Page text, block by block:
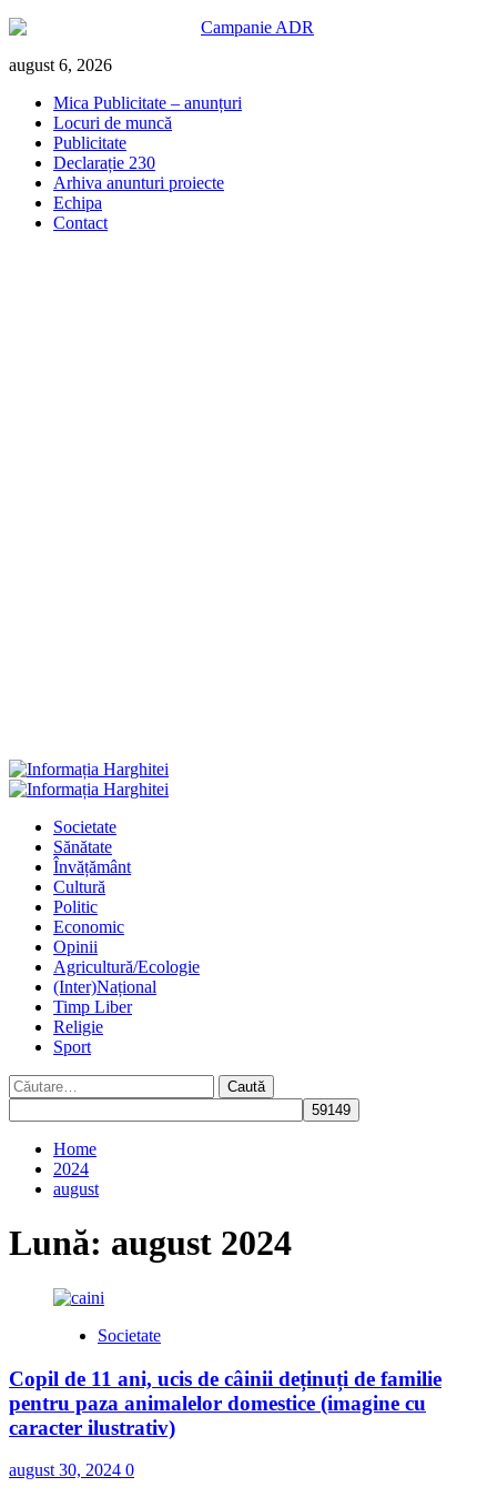
Skip
content
august 6, 2026
Mica Publicitate – anunțuri
Locuri de muncă
Publicitate
Declarație 230
Arhiva anunturi proiecte
Echipa
Contact
Primary
Societate
Sănătate
Învățământ
Cultură
Politic
Economic
Opinii
Agricultură/Ecologie
(Inter)Național
Timp Liber
Religie
Sport
Caută
după:
Home
2024
august
Lună: august 2024
Societate
Copil de 11 ani, ucis de câinii deținuți de familie
pentru paza animalelor domestice (imagine cu
caracter ilustrativ)
august 30, 2024 0